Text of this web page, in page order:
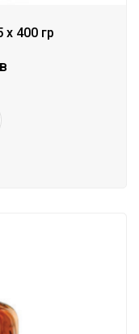
x 400 гр